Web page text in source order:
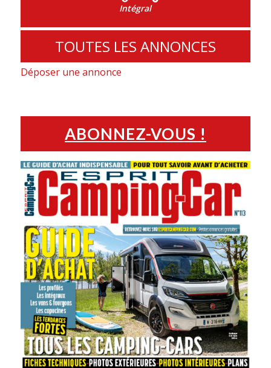
Intégral
TOUTES LES ANNONCES
Déposer une annonce
ABONNEZ-VOUS !